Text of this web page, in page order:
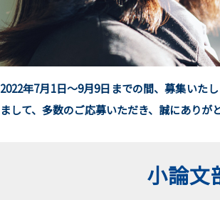
2022年7月1日～9月9日までの間、募集いた
まして、多数のご応募いただき、誠にありが
小論文